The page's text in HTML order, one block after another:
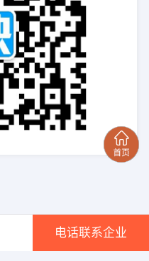
电话联系企业